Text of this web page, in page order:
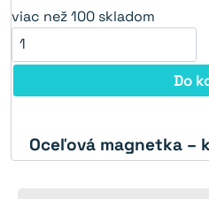
viac než 100 skladom
Do
Oceľová magnetka –